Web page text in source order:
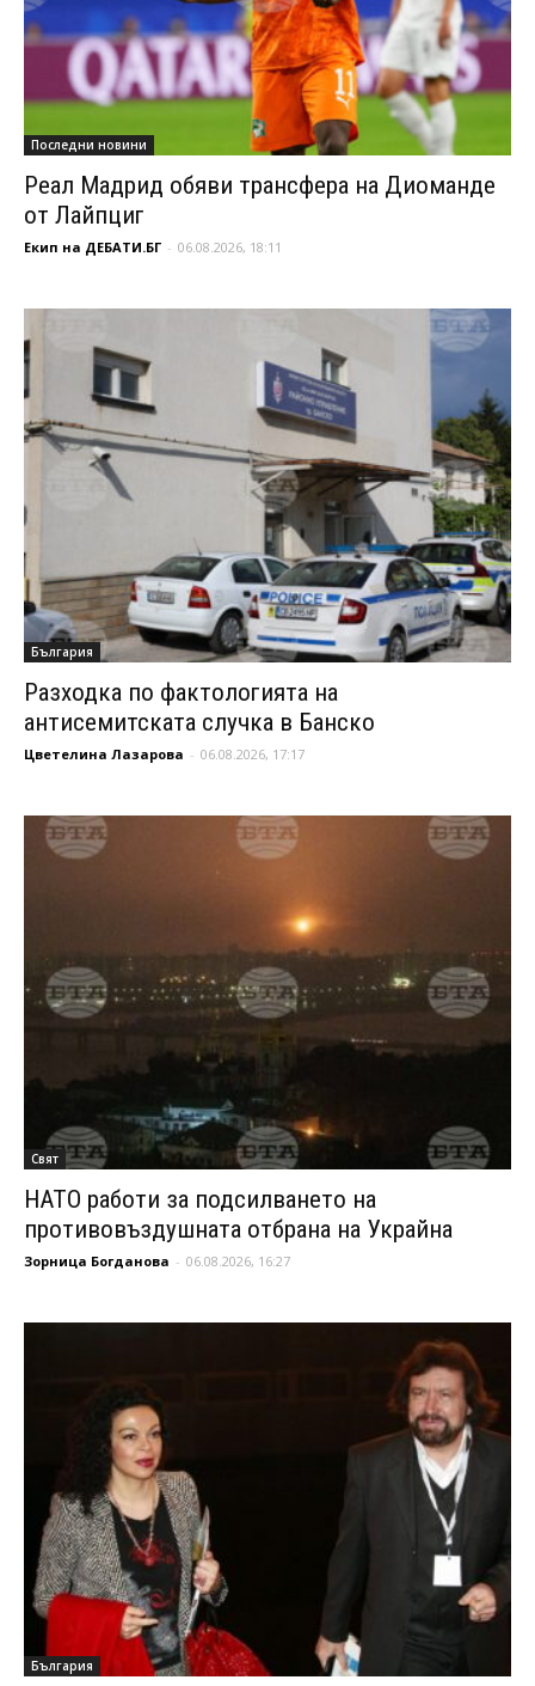
Последни новини
Реал Мадрид обяви трансфера на Диоманде
от Лайпциг
Екип на ДЕБАТИ.БГ - 06.08.2026, 18:11
България
Разходка по фактологията на
антисемитската случка в Банско
Цветелина Лазарова - 06.08.2026, 17:17
Свят
НАТО работи за подсилването на
противовъздушната отбрана на Украйна
Зорница Богданова - 06.08.2026, 16:27
България